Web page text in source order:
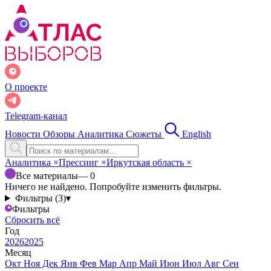
О проекте
Telegram-канал
Новости Обзоры Аналитика Сюжеты English
Аналитика ×Прессинг ×Иркутская область ×
Все материалы— 0
Ничего не найдено. Попробуйте изменить фильтры.
Фильтры (3)▾
Фильтры
Сбросить всё
Год
20262025
Месяц
Окт Ноя Дек Янв Фев Мар Апр Май Июн Июл Авг Сен